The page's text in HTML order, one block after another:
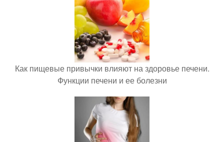
Как пищевые привычки влияют на здоровье печени.
Функции печени и ее болезни